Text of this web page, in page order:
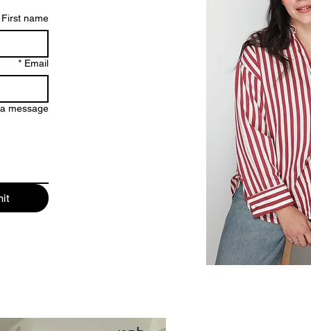
First name
Email
*
message